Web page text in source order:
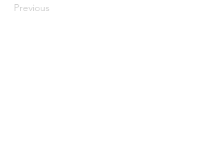
Previous